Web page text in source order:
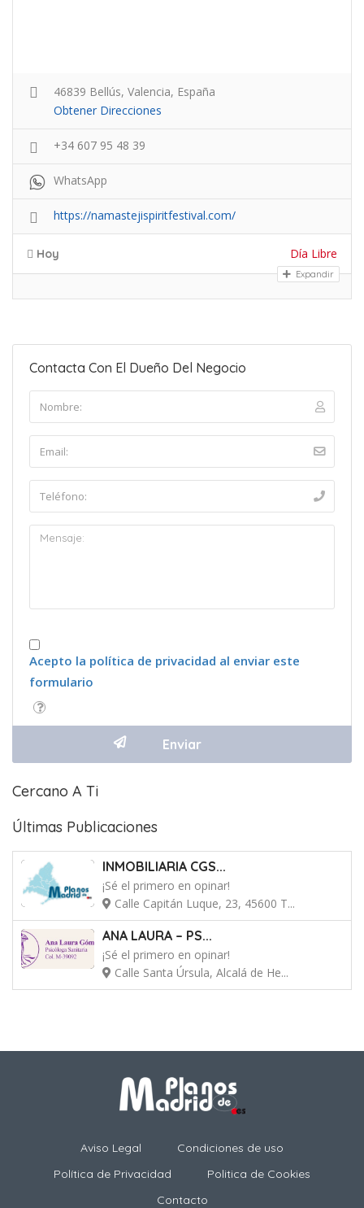
46839 Bellús, Valencia, España
Obtener Direcciones
+34 607 95 48 39
WhatsApp
https://namastejispiritfestival.com/
Hoy Día Libre
Expandir
Contacta Con El Dueño Del Negocio
Acepto la política de privacidad al enviar este
formulario
Cercano A Ti
Últimas Publicaciones
INMOBILIARIA CGS...
¡Sé el primero en opinar!
Calle Capitán Luque, 23, 45600 T...
ANA LAURA – PS...
¡Sé el primero en opinar!
Calle Santa Úrsula, Alcalá de He...
Aviso Legal
Condiciones de uso
Política de Privacidad
Politica de Cookies
Contacto